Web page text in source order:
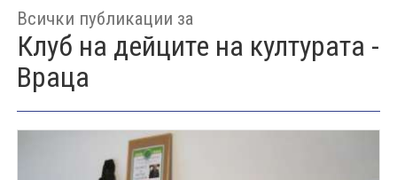
Всички публикации за
Клуб на дейците на културата -
Враца